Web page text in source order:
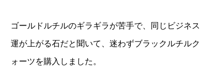
ゴールドルチルのギラギラが苦手で、同じビジネス
運が上がる石だと聞いて、迷わずブラックルチルク
ォーツを購入しました。